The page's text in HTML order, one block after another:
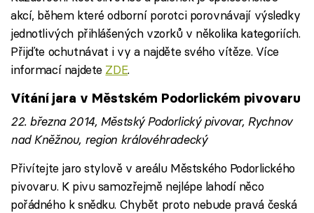
akcí, během které odborní porotci porovnávají výsledky
jednotlivých přihlášených vzorků v několika kategoriích.
Přijďte ochutnávat i vy a najděte svého vítěze. Více
informací najdete ZDE.
Vítání jara v Městském Podorlickém pivovaru
22. března 2014, Městský Podorlický pivovar, Rychnov
nad Kněžnou, region královéhradecký
Přivítejte jaro stylově v areálu Městského Podorlického
pivovaru. K pivu samozřejmě nejlépe lahodí něco
pořádného k snědku. Chybět proto nebude pravá česká